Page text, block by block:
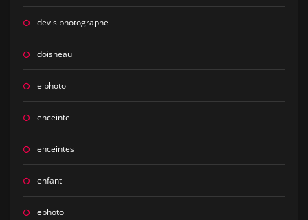
devis photographe
doisneau
e photo
enceinte
enceintes
enfant
ephoto